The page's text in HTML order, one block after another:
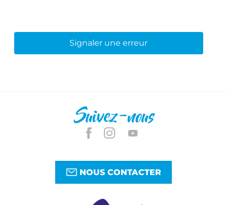
Signaler une erreur
Suivez-nous
NOUS CONTACTER